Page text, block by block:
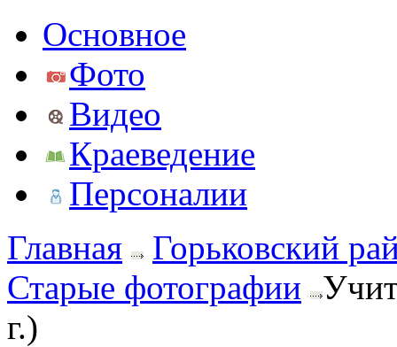
Основное
Фото
Видео
Краеведение
Персоналии
Главная
Горьковский
Старые фотографии
г.)